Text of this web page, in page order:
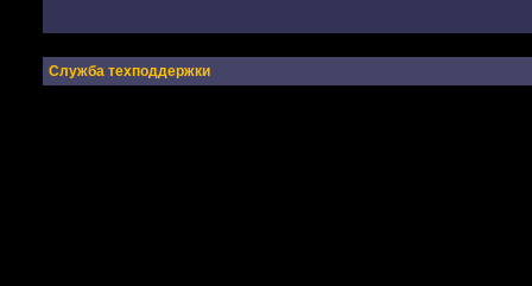
Служба техподдержки